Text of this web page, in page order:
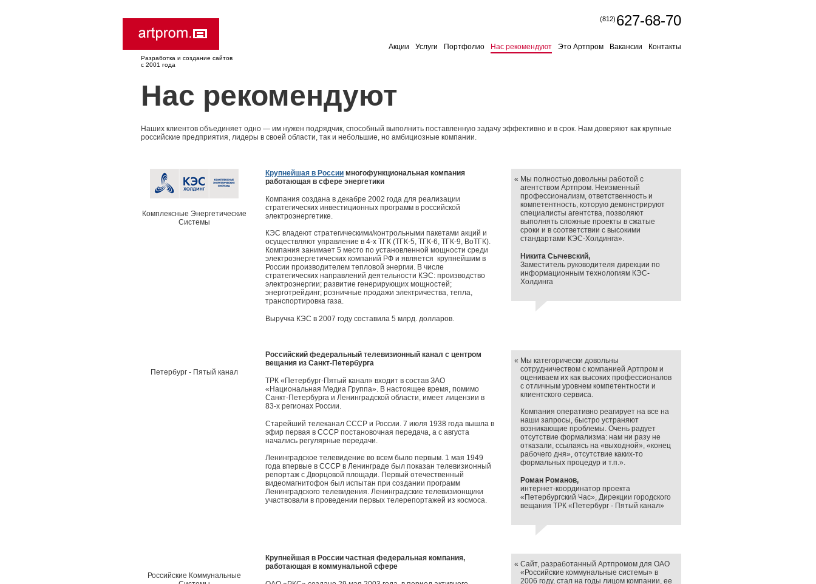
Разработка и создание сайтов
с 2001 года
(812)627-68-70
Акции Услуги Портфолио Нас рекомендуют Это Артпром Вакансии Контакты
Нас рекомендуют
Наших клиентов объединяет одно — им нужен подрядчик, способный выполнить поставленную задачу эффективно и в срок. Нам доверяют как крупные
российские предприятия, лидеры в своей области, так и небольшие, но амбициозные компании.
Комплексные Энергетические
Системы
Крупнейшая в России многофункциональная компания
работающая в сфере энергетики
Компания создана в декабре 2002 года для реализации
стратегических инвестиционных программ в российской
электроэнергетике.
КЭС владеют стратегическими/контрольными пакетами акций и
осуществляют управление в 4-х ТГК (ТГК-5, ТГК-6, ТГК-9, ВоТГК).
Компания занимает 5 место по установленной мощности среди
электроэнергетических компаний РФ и является крупнейшим в
России производителем тепловой энергии. В числе
стратегических направлений деятельности КЭС: производство
электроэнергии; развитие генерирующих мощностей;
энерготрейдинг; розничные продажи электричества, тепла,
транспортировка газа.
Выручка КЭС в 2007 году составила 5 млрд. долларов.
« Мы полностью довольны работой с
агентством Артпром. Неизменный
профессионализм, ответственность и
компетентность, которую демонстрируют
специалисты агентства, позволяют
выполнять сложные проекты в сжатые
сроки и в соответствии с высокими
стандартами КЭС-Холдинга».
Никита Сычевский,
Заместитель руководителя дирекции по
информационным технологиям КЭС-
Холдинга
Петербург - Пятый канал
Российский федеральный телевизионный канал с центром
вещания из Санкт-Петербурга
ТРК «Петербург-Пятый канал» входит в состав ЗАО
«Национальная Медиа Группа». В настоящее время, помимо
Санкт-Петербурга и Ленинградской области, имеет лицензии в
83-х регионах России.
Старейший телеканал СССР и России. 7 июля 1938 года вышла в
эфир первая в СССР постановочная передача, а с августа
начались регулярные передачи.
Ленинградское телевидение во всем было первым. 1 мая 1949
года впервые в СССР в Ленинграде был показан телевизионный
репортаж с Дворцовой площади. Первый отечественный
видеомагнитофон был испытан при создании программ
Ленинградского телевидения. Ленинградские телевизионщики
участвовали в проведении первых телерепортажей из космоса.
« Мы категорически довольны
сотрудничеством с компанией Артпром и
оцениваем их как высоких профессионалов
с отличным уровнем компетентности и
клиентского сервиса.
Компания оперативно реагирует на все на
наши запросы, быстро устраняют
возникающие проблемы. Очень радует
отсутствие формализма: нам ни разу не
отказали, ссылаясь на «выходной», «конец
рабочего дня», отсутствие каких-то
формальных процедур и т.п.».
Роман Романов,
интернет-координатор проекта
«Петербургский Час», Дирекции городского
вещания ТРК «Петербург - Пятый канал»
Российские Коммунальные
Крупнейшая в России частная федеральная компания,
работающая в коммунальной сфере
« Сайт, разработанный Артпромом для ОАО
«Российские коммунальные системы» в
2006 году, стал на годы лицом компании, ее